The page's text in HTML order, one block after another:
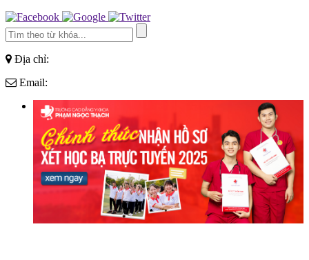
Địa chỉ:
Email: